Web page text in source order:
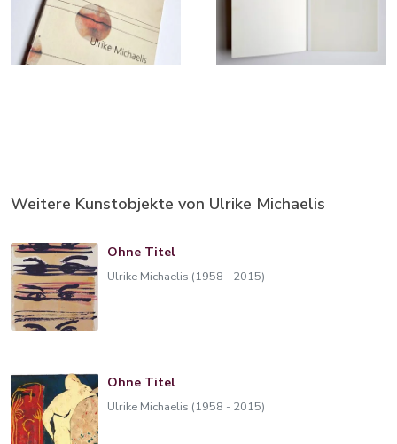
Weitere Kunstobjekte von Ulrike Michaelis
Ohne Titel
Ulrike Michaelis (1958 - 2015)
Ohne Titel
Ulrike Michaelis (1958 - 2015)